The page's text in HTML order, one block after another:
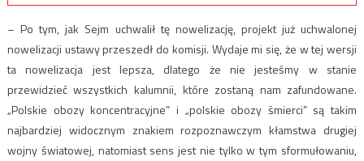
– Po tym, jak Sejm uchwalił tę nowelizację, projekt już uchwalonej
nowelizacji ustawy przeszedł do komisji. Wydaje mi się, że w tej wersji
ta nowelizacja jest lepsza, dlatego że nie jesteśmy w stanie
przewidzieć wszystkich kalumnii, które zostaną nam zafundowane.
„Polskie obozy koncentracyjne” i „polskie obozy śmierci” są takim
najbardziej widocznym znakiem rozpoznawczym kłamstwa drugiej
wojny światowej, natomiast sens jest nie tylko w tym sformułowaniu,